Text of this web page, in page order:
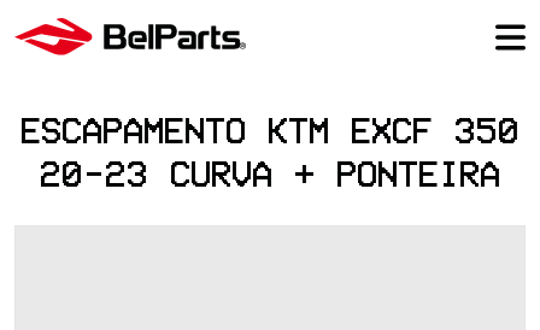
ESCAPAMENTO KTM EXCF 350
20-23 CURVA + PONTEIRA